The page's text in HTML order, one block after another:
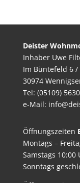
Deister
Inhaber Uwe
Im Büntefeld 6 /
30974
Tel: (05109)
e-Mail:
Öffnungszeiten
Montags –
Samstags 10:00
Sonntags